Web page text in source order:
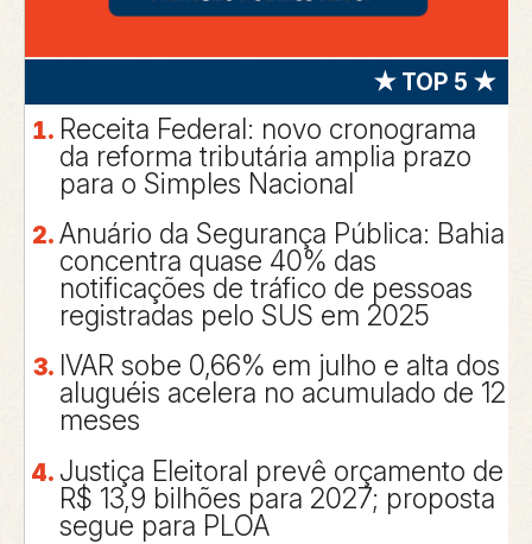
★ TOP 5 ★
Receita Federal: novo cronograma
da reforma tributária amplia prazo
para o Simples Nacional
Anuário da Segurança Pública: Bahia
concentra quase 40% das
notificações de tráfico de pessoas
registradas pelo SUS em 2025
IVAR sobe 0,66% em julho e alta dos
aluguéis acelera no acumulado de 12
meses
Justiça Eleitoral prevê orçamento de
R$ 13,9 bilhões para 2027; proposta
segue para PLOA